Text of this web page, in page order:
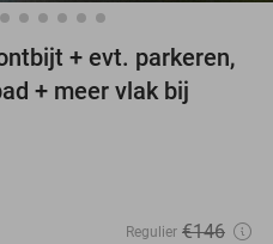
+ evt. parkeren,
+ meer vlak bij
Regulier €146